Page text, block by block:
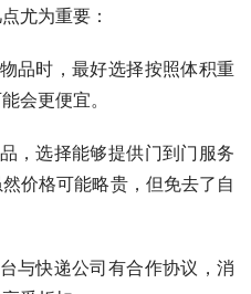
尤为重要：
品时，最好选择按照体积重
会更便宜。
，选择能够提供门到门服务
价格可能略贵，但免去了自
与快递公司有合作协议，消